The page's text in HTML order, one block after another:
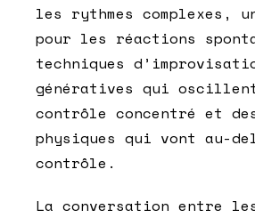
les rythmes complexes,
pour les réactions
techniques
génératives qui
contrôle concentré et
physiques qui vont au-
contrôle.
La conversation entre